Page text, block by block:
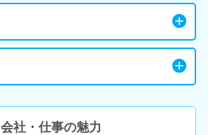
会社・仕事の魅力